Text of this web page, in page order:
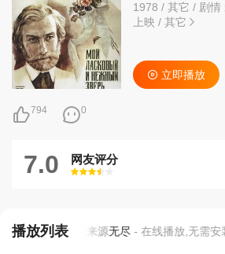
1978 / 其它 / 剧
上映 / 其它
794 0
立即播放
7.0 网友评分
很差
较差还行推荐力荐
播放列表
当前资源来源无尽- 在线播放,无需安